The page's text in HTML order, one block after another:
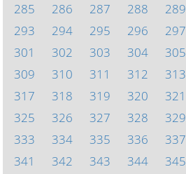
285
286 287 288 289
293
294 295 296 297
301
302 303 304 305
309
310 311 312 313
317
318 319 320 321
325
326 327 328 329
333
334 335 336 337
341
342 343 344 345